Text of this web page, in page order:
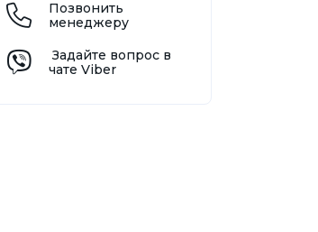
Позвонить
менеджеру
Задайте вопрос в
чате Viber